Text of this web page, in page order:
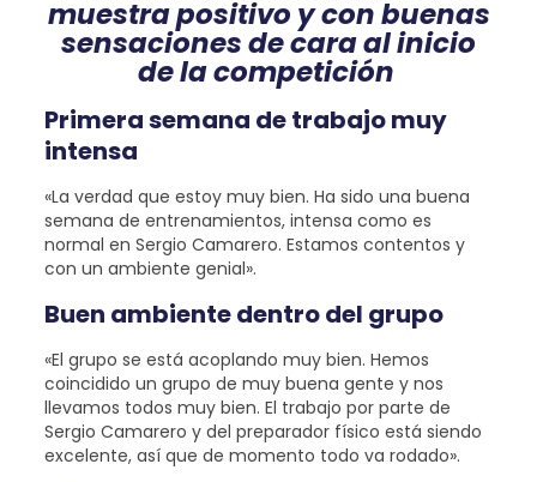
muestra positivo y con buenas
sensaciones de cara al inicio
de la competición
Primera semana de trabajo muy
intensa
«La verdad que estoy muy bien. Ha sido una buena
semana de entrenamientos, intensa como es
normal en Sergio Camarero. Estamos contentos y
con un ambiente genial».
Buen ambiente dentro del grupo
«El grupo se está acoplando muy bien. Hemos
coincidido un grupo de muy buena gente y nos
llevamos todos muy bien. El trabajo por parte de
Sergio Camarero y del preparador físico está siendo
excelente, así que de momento todo va rodado».